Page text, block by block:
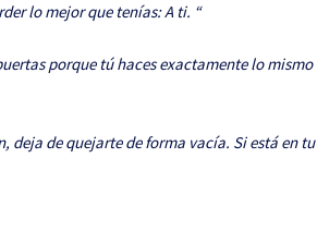
lo mejor que tenías: A ti. “
porque tú haces exactamente lo mismo
deja de quejarte de forma vacía. Si está en tu